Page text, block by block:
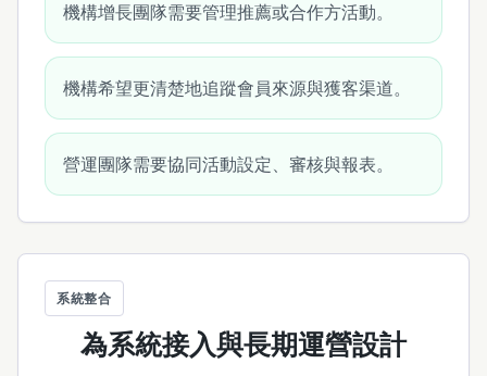
機構增長團隊需要管理推薦或合作方活動。
機構希望更清楚地追蹤會員來源與獲客渠道。
營運團隊需要協同活動設定、審核與報表。
系統整合
為系統接入與長期運營設計